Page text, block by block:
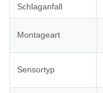
Schlaganfall
Montageart
Sensortyp